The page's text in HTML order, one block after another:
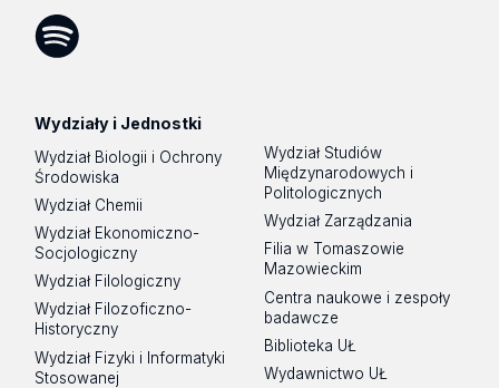
Wydziały i Jednostki
Wydział Biologii i Ochrony
Środowiska
Wydział Chemii
Wydział Ekonomiczno-
Socjologiczny
Wydział Filologiczny
Wydział Filozoficzno-
Historyczny
Wydział Fizyki i Informatyki
Stosowanej
Wydział Studiów
Międzynarodowych i
Politologicznych
Wydział Zarządzania
Filia w Tomaszowie
Mazowieckim
Centra naukowe i zespoły
badawcze
Biblioteka UŁ
Wydawnictwo UŁ